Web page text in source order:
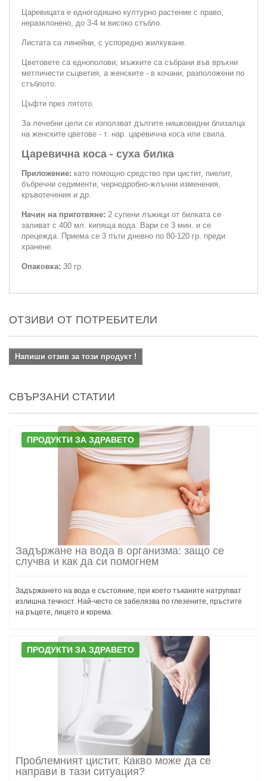
Царевицата е едногодишно културно растение с право,
неразклонено, до 3-4 м високо стъбло.
Листата са линейни, с успоредно жилкуване.
Цветовете са еднополови; мъжките са събрани във връхни
метличести сьцветия, а женските - в кочани, разположени по
стъблото.
Цъфти през лятото.
За лечебни цели се използват дългите нишковидни близалца
на женските цветове - т. нар. царевична коса или свила.
Царевична коса - суха билка
Приложение: като помощно средство при цистит, пиелит,
бъбречни седименти, чернодробно-жлъчни изменения,
кръвотечения и др.
Начин на приготвяне: 2 супени лъжици от билката се
заливат с 400 мл. кипяща вода. Вари се 3 мин. и се
прецежда. Приема се 3 пъти дневно по 80-120 гр. преди
хранене.
Опаковка: 30 гр.
ОТЗИВИ ОТ ПОТРЕБИТЕЛИ
Напиши отзив за този продукт !
СВЪРЗАНИ СТАТИИ
ПРОДУКТИ ЗА ЗДРАВЕТО
Задържане на вода в организма: защо се
случва и как да си помогнем
Задържането на вода е състояние, при което тъканите натрупват
излишна течност. Най-често се забелязва по глезените, пръстите
на ръцете, лицето и корема.
ПРОДУКТИ ЗА ЗДРАВЕТО
Проблемният цистит. Какво може да се
направи в тази ситуация?